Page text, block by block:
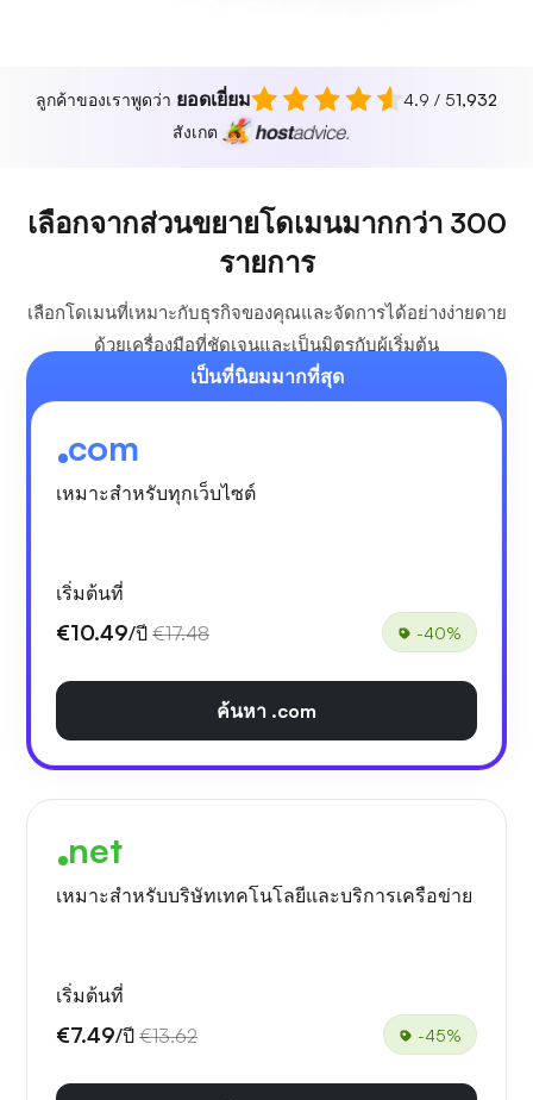
ลูกค้าของเราพูดว่า ยอดเยี่ยม 4.9 / 51,932
สังเกต
เลือกจากส่วนขยายโดเมนมากกว่า 300
รายการ
เลือกโดเมนที่เหมาะกับธุรกิจของคุณและจัดการได้อย่างง่ายดาย
ด้วยเครื่องมือที่ชัดเจนและเป็นมิตรกับผู้เริ่มต้น
เป็นที่นิยมมากที่สุด
com
เหมาะสำหรับทุกเว็บไซต์
เริ่มต้นที่
€10.49/ปี €17.48 -40%
ค้นหา .com
net
เหมาะสำหรับบริษัทเทคโนโลยีและบริการเครือข่าย
เริ่มต้นที่
€7.49/ปี €13.62 -45%